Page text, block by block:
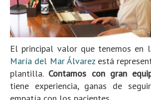
El principal valor que tenemos en
María del Mar Álvarezestá
plantilla. Contamos con gran
tiene experiencia, ganas de